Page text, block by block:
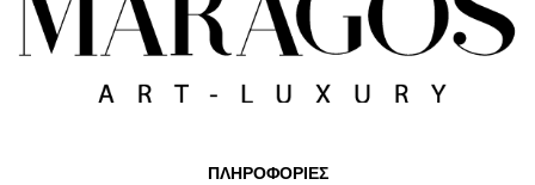
ΠΛΗΡΟΦΟΡΙΕΣ